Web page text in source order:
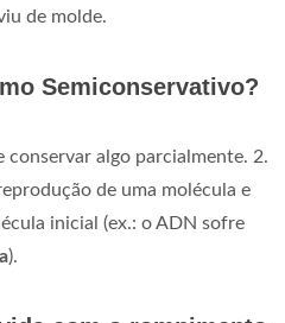
de molde.
Semiconservativo?
conservar algo parcialmente. 2.
de uma molécula e
inicial (ex.: o ADN sofre
).